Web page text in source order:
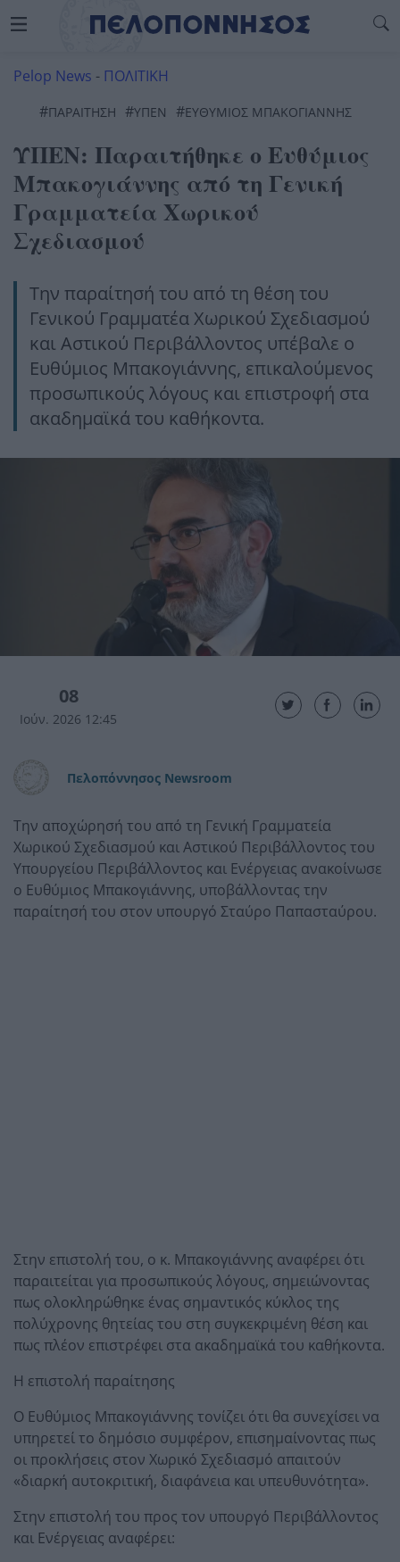
Pelop News - ΠΟΛΙΤΙΚΗ
#ΠΑΡΑΙΤΗΣΗ #ΥΠΕΝ #ΕΥΘΥΜΙΟΣ ΜΠΑΚΟΓΙΑΝΝΗΣ
ΥΠΕΝ: Παραιτήθηκε ο Ευθύμιος
Μπακογιάννης από τη Γενική
Γραμματεία Χωρικού
Σχεδιασμού
Την παραίτησή του από τη θέση του
Γενικού Γραμματέα Χωρικού Σχεδιασμού
και Αστικού Περιβάλλοντος υπέβαλε ο
Ευθύμιος Μπακογιάννης, επικαλούμενος
προσωπικούς λόγους και επιστροφή στα
ακαδημαϊκά του καθήκοντα.
08
Ιούν. 2026 12:45
Πελοπόννησος Newsroom
Την αποχώρησή του από τη Γενική Γραμματεία
Χωρικού Σχεδιασμού και Αστικού Περιβάλλοντος του
Υπουργείου Περιβάλλοντος και Ενέργειας ανακοίνωσε
ο Ευθύμιος Μπακογιάννης, υποβάλλοντας την
παραίτησή του στον υπουργό Σταύρο Παπασταύρου.
Στην επιστολή του, ο κ. Μπακογιάννης αναφέρει ότι
παραιτείται για προσωπικούς λόγους, σημειώνοντας
πως ολοκληρώθηκε ένας σημαντικός κύκλος της
πολύχρονης θητείας του στη συγκεκριμένη θέση και
πως πλέον επιστρέφει στα ακαδημαϊκά του καθήκοντα.
Η επιστολή παραίτησης
Ο Ευθύμιος Μπακογιάννης τονίζει ότι θα συνεχίσει να
υπηρετεί το δημόσιο συμφέρον, επισημαίνοντας πως
οι προκλήσεις στον Χωρικό Σχεδιασμό απαιτούν
«διαρκή αυτοκριτική, διαφάνεια και υπευθυνότητα».
Στην επιστολή του προς τον υπουργό Περιβάλλοντος
και Ενέργειας αναφέρει: